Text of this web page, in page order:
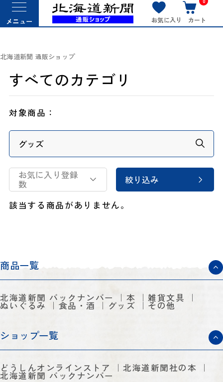
メニュー お気に入り カート
北海道新聞 通販ショップ
すべてのカテゴリ
対象商品：
お気に入り登録
数 絞り込み
該当する商品がありません。
商品一覧
北海道新聞 バックナンバー 本 雑貨文具
ぬいぐるみ 食品・酒 グッズ その他
ショップ一覧
どうしんオンラインストア 北海道新聞社の本
北海道新聞 バックナンバー